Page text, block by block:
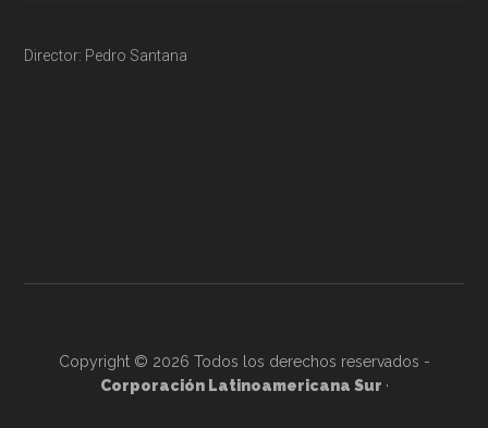
Director: Pedro Santana
Copyright © 2026 Todos los derechos reservados -
Corporación Latinoamericana Sur ·